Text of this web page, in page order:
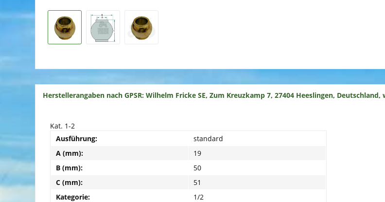
Herstellerangaben nach GPSR: Wilhelm Fricke SE, Zum Kreuzkamp 7, 27404 Heeslingen,
Kat. 1-2
Ausführung:
standard
A (mm):
19
B (mm):
50
C (mm):
51
Kategorie:
1/2